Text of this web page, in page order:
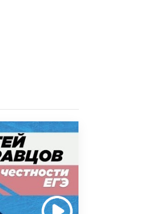
отклонять
за не пройденного
добавить в
примеры женщин-